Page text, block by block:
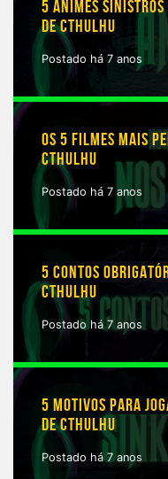
5 ANIMES
DE CTHULHU
Postado há 7 anos
OS 5 FILMES MAIS
CTHULHU
Postado há 7 anos
5 CONTOS
CTHULHU
Postado há 7 anos
5 MOTIVOS PARA
DE CTHULHU
Postado há 7 anos